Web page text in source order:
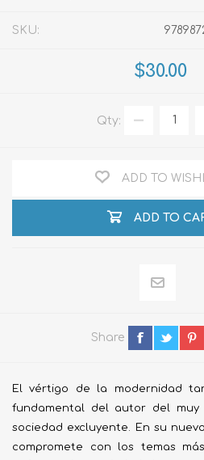
SKU:
$30.00
Qty:
ADD TO
ADD TO
Share
El vértigo de la modernidad
fundamental del autor del muy
sociedad excluyente. En su
compromete con los temas